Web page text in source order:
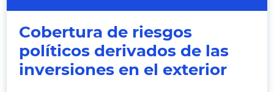
Cobertura de riesgos
políticos derivados de las
inversiones en el exterior